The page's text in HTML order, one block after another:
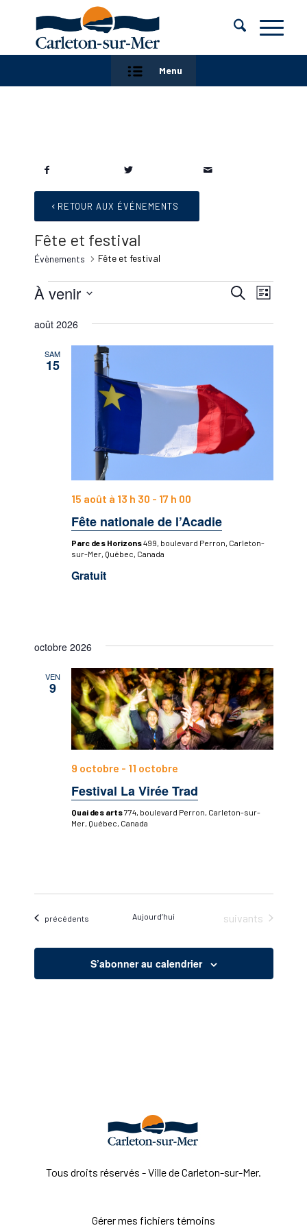
Menu
RETOUR AUX ÉVÉNEMENTS
Fête et festival
Évènements Fête et festival
Évènements Recherche
de
vues
Liste
À venir
une
août 2026
SAM
15
Fête nationale de l’Acadie
15 août à 13 h 30 - 17 h 00
Parc des Horizons499, boulevard Perron, Carleton-
sur-Mer, Québec, Canada
Gratuit
octobre 2026
VEN
9
Festival La Virée Trad
9 octobre - 11 octobre
Quai des arts774, boulevard Perron, Carleton-sur-
Mer, Québec, Canada
Évènements
précédents Aujourd’hui Évènements
suivants
S’abonner au calendrier
Tous droits réservés - Ville de Carleton-sur-Mer.
Gérer mes fichiers témoins